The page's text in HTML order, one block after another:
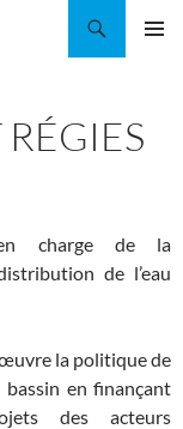
charge de la
de l’eau
la politique de
bassin en finançant
des acteurs